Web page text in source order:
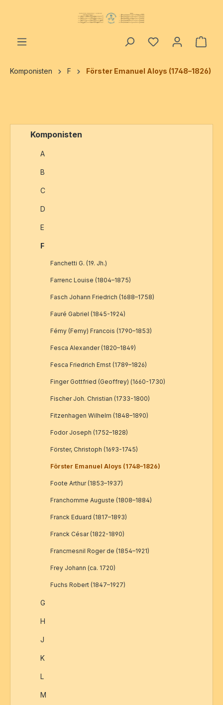
Komponisten F Förster Emanuel Aloys (1748–1826)
Komponisten
A
B
C
D
E
F
Fanchetti G. (19. Jh.)
Farrenc Louise (1804–1875)
Fasch Johann Friedrich (1688–1758)
Fauré Gabriel (1845-1924)
Fémy (Femy) Francois (1790–1853)
Fesca Alexander (1820–1849)
Fesca Friedrich Ernst (1789–1826)
Finger Gottfried (Geoffrey) (1660-1730)
Fischer Joh. Christian (1733-1800)
Fitzenhagen Wilhelm (1848–1890)
Fodor Joseph (1752–1828)
Förster, Christoph (1693-1745)
Förster Emanuel Aloys (1748–1826)
Foote Arthur (1853–1937)
Franchomme Auguste (1808–1884)
Franck Eduard (1817–1893)
Franck César (1822-1890)
Francmesnil Roger de (1854–1921)
Frey Johann (ca. 1720)
Fuchs Robert (1847–1927)
G
H
J
K
L
M